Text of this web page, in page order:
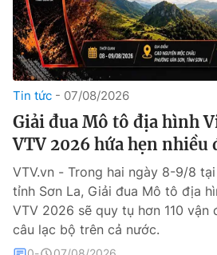
THỜI BÁO VTV
Theo dõi báo trên
Cơ quan chủ quản:
Đài Truyền hình
Cơ quan báo chí:Thời báo VTV
Giấy phép hoạt động báo in và báo
cấp ngày 29/12/2023
Tổng Biên tập:Vũ Thanh Thủy
Tin tức 07/08/2026
Giải đua Mô tô địa hình
VTV 2026 hứa hẹn
VTV.vn - Trong hai ngày 8-9/8
tỉnh Sơn La, Giải đua Mô tô địa
VTV 2026 sẽ quy tụ hơn 110 vận
câu lạc bộ trên cả nước.